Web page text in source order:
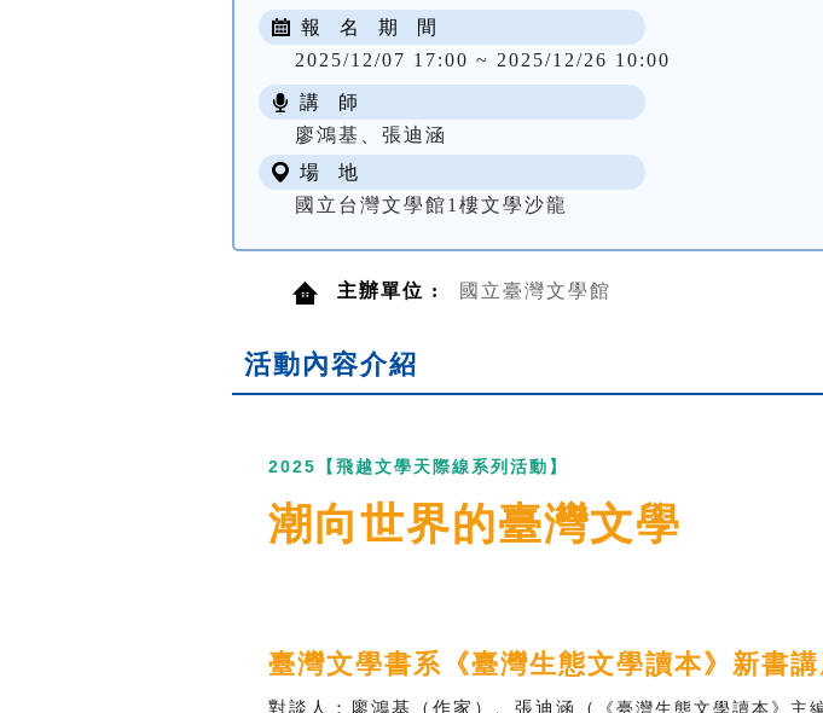
報 名 期 間
2025/12/07 17:00 ~ 2025/12/26 10:00
講 師
廖鴻基、張迪涵
場 地
國立台灣文學館1樓文學沙龍
主辦單位 : 國立臺灣文學館
活動內容介紹
2025 【飛越文學天際線系列活動】
潮向世界的臺灣文學
臺灣文學書系《臺灣生態文學讀本》 新書
對談人：廖鴻基（作家）、張迪涵（ 《臺灣生態文學讀本》主